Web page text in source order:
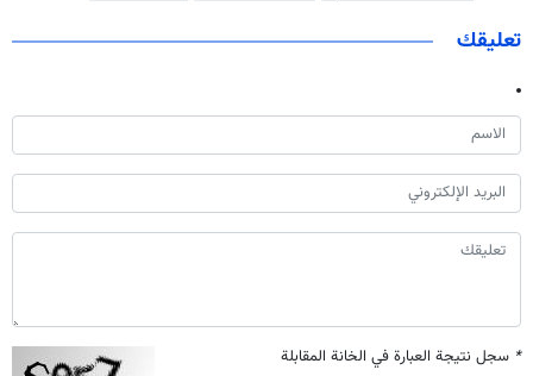
تعليقك
* سجل نتيجة العبارة في الخانة المقابلة